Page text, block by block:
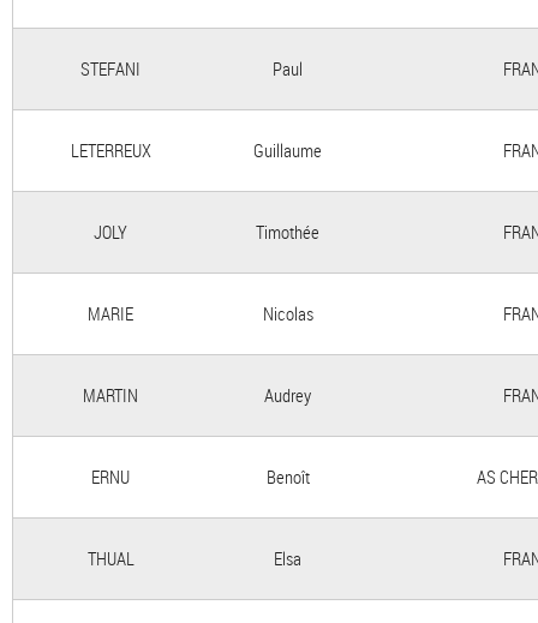
STEFANI Paul
LETERREUX Guillaume
JOLY Timothée
MARIE Nicolas
MARTIN Audrey
ERNU Benoît AS
THUAL Elsa